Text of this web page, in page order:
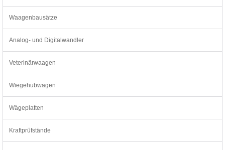
Waagenbausätze
Analog- und Digitalwandler
Veterinärwaagen
Wiegehubwagen
Wägeplatten
Kraftprüfstände